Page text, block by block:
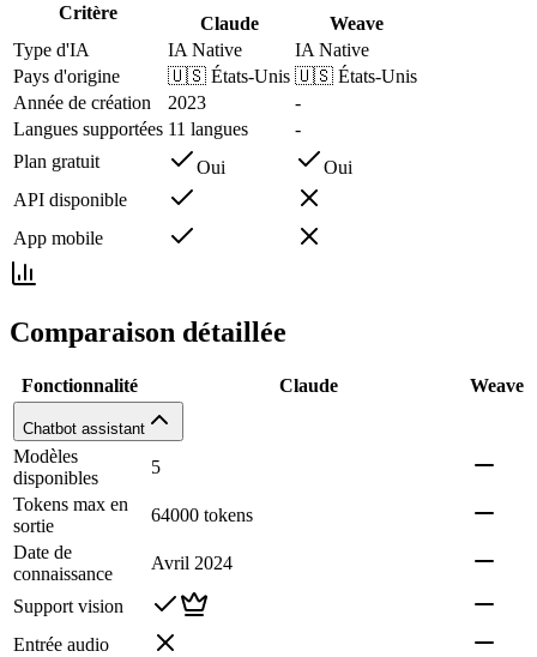
Critère
Claude
Weave
Type d'IA
IA Native
IA Native
Pays d'origine
🇺🇸 États-Unis 🇺🇸 États-Unis
Année de création
2023
-
Langues supportées 11 langues
-
Plan gratuit
Oui
Oui
API disponible
App mobile
Comparaison détaillée
Fonctionnalité Claude Weave
Chatbot assistant
Modèles
disponibles
5
Tokens max en
sortie
64000 tokens
Date de
connaissance
Avril 2024
Support vision
Entrée audio